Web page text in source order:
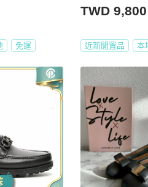
免運
TWD 9,800
近新閒置品 本